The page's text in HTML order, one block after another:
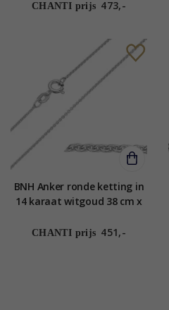
CHANTI prijs 473,-
BNH Anker ronde ketting in
14 karaat witgoud 38 cm x
CHANTI prijs 451,-